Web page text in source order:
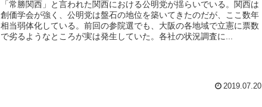
「常勝関西」と言われた関西における公明党が揺らいでいる。関西は
創価学会が強く、公明党は盤石の地位を築いてきたのだが、ここ数年
相当弱体化している。前回の参院選でも、大阪の各地域で立憲に票数
で劣るようなところが実は発生していた。各社の状況調査に...
2019.07.20